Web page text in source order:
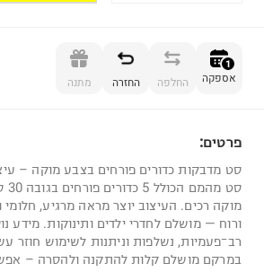
1
אספקה החלפה החזרה מתנה
פרטים:
סט מדבקות כדורים פורחים בצבע מוקה –
מוקה רכים. העיצוב יוצר מראה מרגיע,
ורוח — מושלם לחדרי ילדים ותינוקות. מידע
רב־פעמיות, נשלפות וניתנות לשימוש חוזר
במרקם מושלם קלות להתקנה ולהסרה –